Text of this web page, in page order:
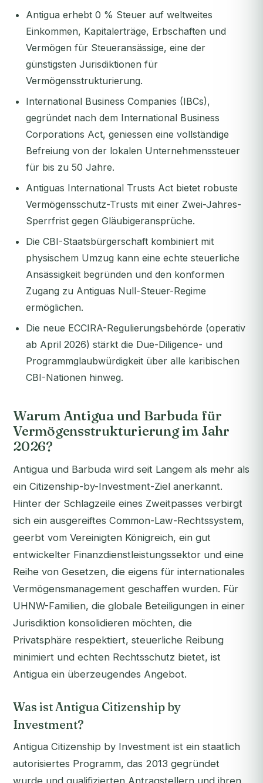
Antigua erhebt 0 % Steuer auf weltweites
Einkommen, Kapitalerträge, Erbschaften und
Vermögen für Steueransässige, eine der
günstigsten Jurisdiktionen für
Vermögensstrukturierung.
International Business Companies (IBCs),
gegründet nach dem International Business
Corporations Act, geniessen eine vollständige
Befreiung von der lokalen Unternehmenssteuer
für bis zu 50 Jahre.
Antiguas International Trusts Act bietet robuste
Vermögensschutz-Trusts mit einer Zwei-Jahres-
Sperrfrist gegen Gläubigeransprüche.
Die CBI-Staatsbürgerschaft kombiniert mit
physischem Umzug kann eine echte steuerliche
Ansässigkeit begründen und den konformen
Zugang zu Antiguas Null-Steuer-Regime
ermöglichen.
Die neue ECCIRA-Regulierungsbehörde (operativ
ab April 2026) stärkt die Due-Diligence- und
Programmglaubwürdigkeit über alle karibischen
CBI-Nationen hinweg.
Warum Antigua und Barbuda für
Vermögensstrukturierung im Jahr
2026?
Antigua und Barbuda wird seit Langem als mehr als
ein Citizenship-by-Investment-Ziel anerkannt.
Hinter der Schlagzeile eines Zweitpasses verbirgt
sich ein ausgereiftes Common-Law-Rechtssystem,
geerbt vom Vereinigten Königreich, ein gut
entwickelter Finanzdienstleistungssektor und eine
Reihe von Gesetzen, die eigens für internationales
Vermögensmanagement geschaffen wurden. Für
UHNW-Familien, die globale Beteiligungen in einer
Jurisdiktion konsolidieren möchten, die
Privatsphäre respektiert, steuerliche Reibung
minimiert und echten Rechtsschutz bietet, ist
Antigua ein überzeugendes Angebot.
Was ist Antigua Citizenship by
Investment?
Antigua Citizenship by Investment ist ein staatlich
autorisiertes Programm, das 2013 gegründet
wurde und qualifizierten Antragstellern und ihren